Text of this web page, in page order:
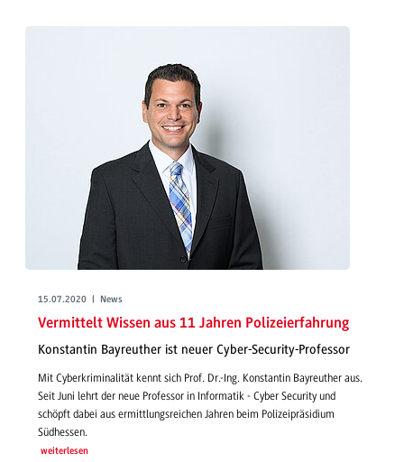
15.07.2020 | News
Vermittelt Wissen aus 11 Jahren Polizeierfahrung
Konstantin Bayreuther ist neuer Cyber-Security-Professor
Mit Cyberkriminalität kennt sich Prof. Dr.-Ing. Konstantin Bayreuther aus.
Seit Juni lehrt der neue Professor in Informatik - Cyber Security und
schöpft dabei aus ermittlungsreichen Jahren beim Polizeipräsidium
Südhessen.
weiterlesen